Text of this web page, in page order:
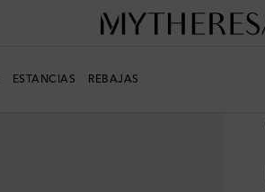
ESTANCIAS REBAJAS